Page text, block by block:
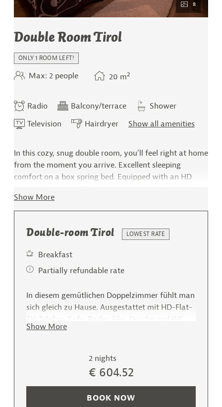
8
Double Room Tirol
ONLY 1 ROOM LEFT!
Max: 2 people 20 m2
Radio Balcony/terrace
Shower
Television
Hairdryer Show all amenities
In this cozy, snug double room, you'll feel right at home
from the moment you arrive. Excellent sleeping
comfort on a box spring bed. Equipped with an HD
(stocked on request), radio, hairdryer, shower and WC,
eco-friendly wooden flooring. From the balcony, enjoy
south with afternoon sun.
Show More
Double-room Tirol LOWEST RATE
Breakfast
Partially refundable rate
In diesem gemütlichen Doppelzimmer fühlt man
sich gleich zu Hause. Ausgestattet mit HD-Flat-
TV, Telefon, Safe, Radio. Fön, Dusche und WC,
Mini-Bar. Vom Balkon aus können Sie den
Die Doppelzimmer sind im Zirbenholz-Design
eingerichtet und ist für zwei Personen geeignet.
Show More
2 nights
€ 604.52
BOOK NOW